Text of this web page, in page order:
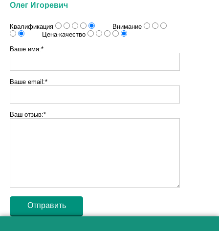
Олег Игоревич
Квалификация
Внимание
Цена-качество
Ваше имя:*
Ваше email:*
Ваш отзыв:*